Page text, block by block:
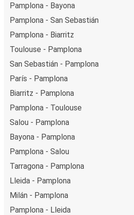
Pamplona - Bayona
Pamplona - San Sebastián
Pamplona - Biarritz
Toulouse - Pamplona
San Sebastián - Pamplona
París - Pamplona
Biarritz - Pamplona
Pamplona - Toulouse
Salou - Pamplona
Bayona - Pamplona
Pamplona - Salou
Tarragona - Pamplona
Lleida - Pamplona
Milán - Pamplona
Pamplona - Lleida